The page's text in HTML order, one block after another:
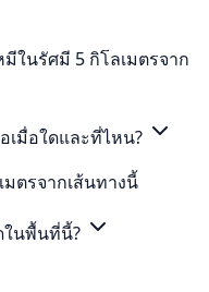
ในรัศมี 5 กิโลเมตรจาก
เมื่อใดและที่ไหน?
ตรจากเส้นทางนี้
ในพื้นที่นี้?